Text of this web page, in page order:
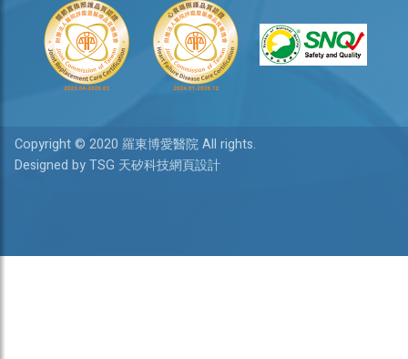
Copyright © 2020 羅東博愛醫院 All rights.
Designed by TSG 天矽科技網頁設計